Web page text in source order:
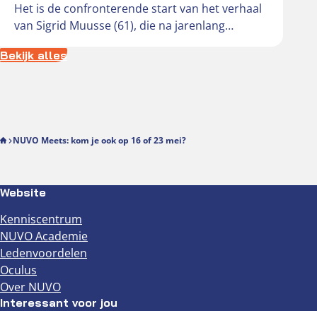
Het is de confronterende start van het verhaal
van Sigrid Muusse (61), die na jarenlang
getroffen…
Bekijk alles
NUVO Meets: kom je ook op 16 of 23 mei?
Website
Kenniscentrum
NUVO Academie
Ledenvoordelen
Oculus
Over NUVO
Interessant voor jou